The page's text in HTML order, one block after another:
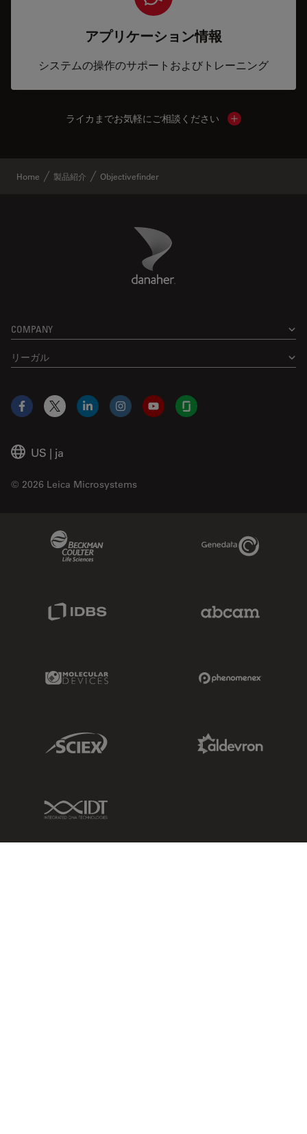
アプリケーション情報
システムの操作のサポートおよびトレーニング
ライカまでお気軽にご相談ください Show local
Home 製品紹介 Objectivefinder
Danaher Logo
COMPANY
リーガル
US | ja
© 2026 Leica Microsystems
Facebook
X LinkedInInstagramYouTubeGlassdoor
Genedata Link
Molecular Devices Link
Sciex Link
IDT Link